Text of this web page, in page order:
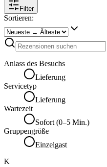
Filter
Sortieren:
Anlass des Besuchs
Lieferung
Servicetyp
Lieferung
Wartezeit
Sofort (0–5 Min.)
Gruppengröße
Einzelgast
K